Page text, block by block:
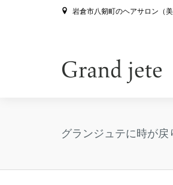
岩倉市八剱町のヘアサロン（
グランジュテに時が戻